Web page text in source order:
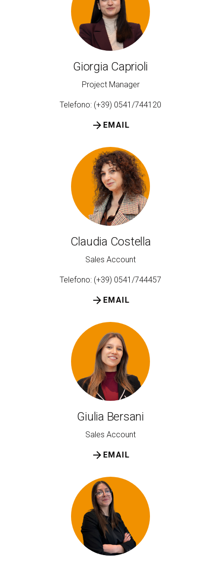
ESPONI A KEY27
AREA RISERVATA VISITATORI
Giorgia Caprioli
Project Manager
Telefono: (+39) 0541/744120
EMAIL
arrow_forward
Claudia Costella
Sales Account
Telefono: (+39) 0541/744457
EMAIL
arrow_forward
Giulia Bersani
Sales Account
EMAIL
arrow_forward